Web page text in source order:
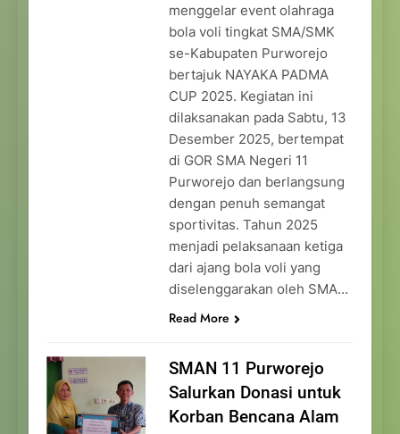
menggelar event olahraga
bola voli tingkat SMA/SMK
se-Kabupaten Purworejo
bertajuk NAYAKA PADMA
CUP 2025. Kegiatan ini
dilaksanakan pada Sabtu, 13
Desember 2025, bertempat
di GOR SMA Negeri 11
Purworejo dan berlangsung
dengan penuh semangat
sportivitas. Tahun 2025
menjadi pelaksanaan ketiga
dari ajang bola voli yang
diselenggarakan oleh SMA…
Read More
SMAN 11 Purworejo
Salurkan Donasi untuk
Korban Bencana Alam